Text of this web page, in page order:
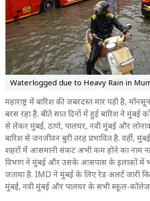
Waterlogged due to Heavy Rain in
महाराष्ट्र में बारिश की जबरदस्त मार पड़ी है,
बरस रहा है. बीते सात दिनों में हुई बारिश ने मुंबई
से लेकर मुंबई, ठाणे, पालघर, नवी मुंबई और
बारिश से जनजीवन बुरी तरह प्रभावित है. वहीं,
शहरों में आसमानी संकट अभी कम होने का नाम
विभाग ने मुंबई और उसके आसपास के इलाकों में
जताया है. IMD ने मुंबई के लिए रेड अलर्ट जारी
मुंबई, नवी मुंबई और पालघर के सभी स्कूल-